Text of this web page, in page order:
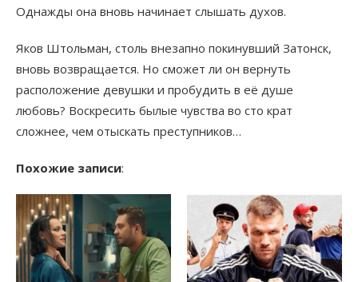
Однажды она вновь начинает слышать духов.
Яков Штольман, столь внезапно покинувший Затонск,
вновь возвращается. Но сможет ли он вернуть
расположение девушки и пробудить в её душе
любовь? Воскресить былые чувства во сто крат
сложнее, чем отыскать преступников…
Похожие записи: